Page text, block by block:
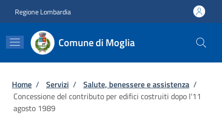
Regione Lombardia
Comune di Moglia
Briciole di pane
Home / Servizi / Salute, benessere e assistenza /
Concessione del contributo per edifici costruiti dopo l'11
agosto 1989